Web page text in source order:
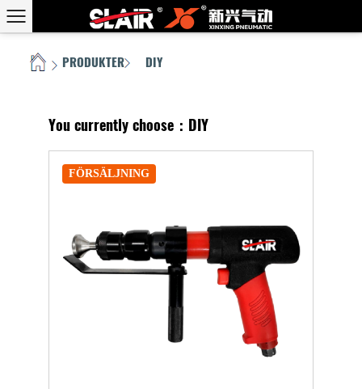
HEM PRODUKTER DIY
You currently choose：DIY
FÖRSÄLJNING